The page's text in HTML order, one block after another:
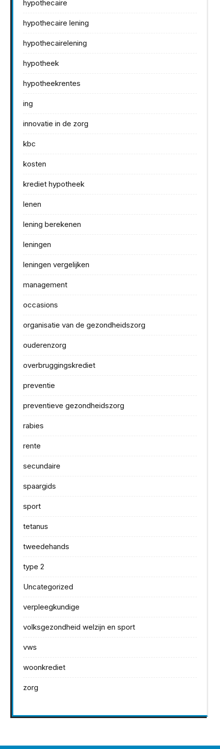
hypothecaire
hypothecaire lening
hypothecairelening
hypotheek
hypotheekrentes
ing
innovatie in de zorg
kbc
kosten
krediet hypotheek
lenen
lening berekenen
leningen
leningen vergelijken
management
occasions
organisatie van de gezondheidszorg
ouderenzorg
overbruggingskrediet
preventie
preventieve gezondheidszorg
rabies
rente
secundaire
spaargids
sport
tetanus
tweedehands
type 2
Uncategorized
verpleegkundige
volksgezondheid welzijn en sport
vws
woonkrediet
zorg